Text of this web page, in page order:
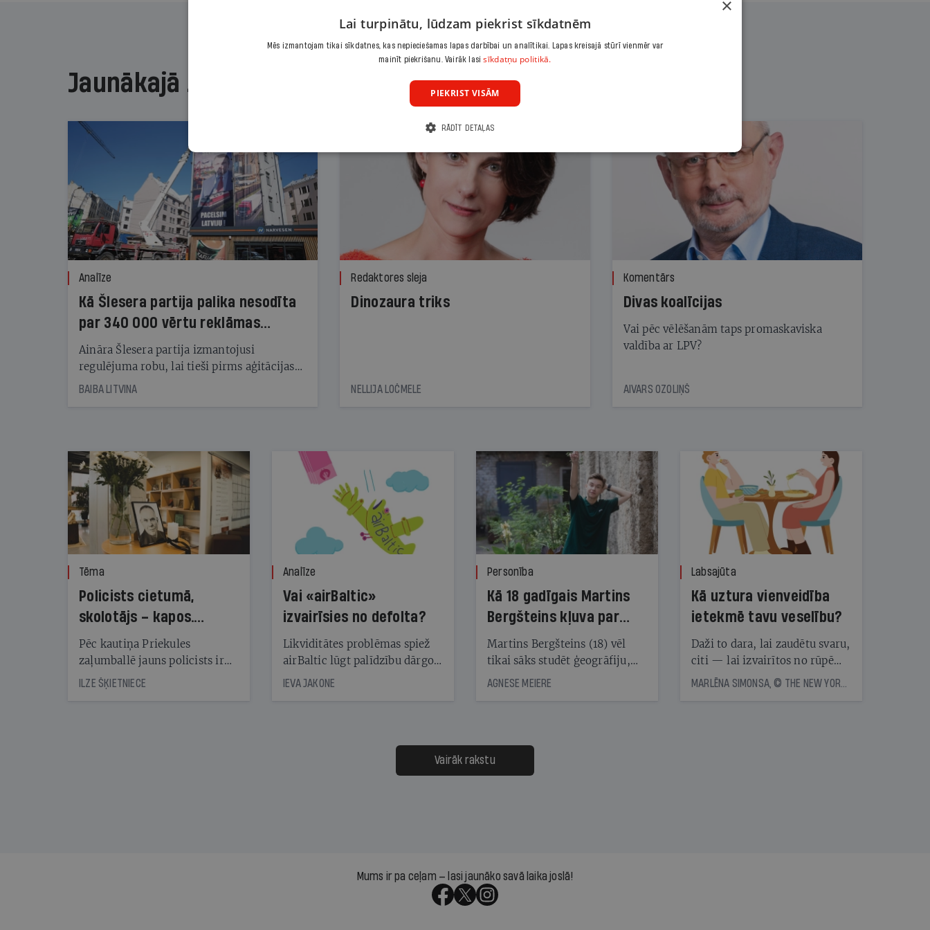
Jaunākajā žurnālā
Analīze
Kā Šlesera partija palika nesodīta
par 340 000 vērtu reklāmas
kampaņu
Aināra Šlesera partija izmantojusi
regulējuma robu, lai tieši pirms aģitācijas
starta izreklamētos par summu, kas
BAIBA LITVINA
Redaktores sleja
Dinozaura triks
NELLIJA LOČMELE
Komentārs
Divas koalīcijas
Vai pēc vēlēšanām taps promaskaviska
valdība ar LPV?
AIVARS OZOLIŅŠ
Tēma
Policists cietumā,
skolotājs – kapos.
Reibuma cena Priekulē
Pēc kautiņa Priekules
zaļumballē jauns policists ir
nonācis cietumā, bet
cienījams pedagogs — kapos.
ILZE ŠĶIETNIECE
Analīze
Vai «airBaltic»
izvairīsies no defolta?
Likviditātes problēmas spiež
airBaltic lūgt palīdzību dārgo
obligāciju turētājiem, taču
samaksāt augstos procentus,
kas jāpārskaita jau trīs dienas
pirms nākamās sapulces
IEVA JAKONE
Personība
Kā 18 gadīgais Martins
Bergšteins kļuva par
laika ziņu seju?
Martins Bergšteins (18) vēl
tikai sāks studēt ģeogrāfiju,
bet viņa sacītajam jau uzticas
uzcītīga darba, mammas
atbalsts un drosme turpināt
meteovērojumus arī tad, kad
AGNESE MEIERE
Labsajūta
Kā uztura vienveidība
ietekmē tavu veselību?
Daži to dara, lai zaudētu svaru,
citi — lai izvairītos no rūpēm,
kas saistītas ar ēdienreižu
Vairāk rakstu
Mums ir pa ceļam — lasi jaunāko savā laika joslā!
×
Lai turpinātu, lūdzam piekrist sīkdatnēm
Mēs izmantojam tikai sīkdatnes, kas nepieciešamas lapas darbībai un analītikai. Lapas kreisajā stūrī vienmēr var
mainīt piekrišanu. Vairāk lasisīkdatņu politikā.
PIEKRIST VISĀM
RĀDĪT DETAĻAS